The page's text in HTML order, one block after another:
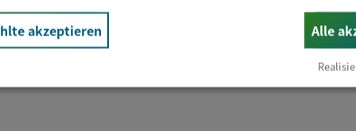
Führerschein(e)
akzeptieren Alle